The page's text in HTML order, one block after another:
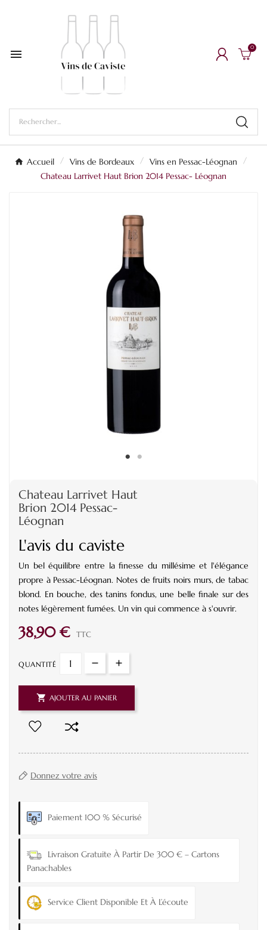
 0
Accueil Vins de Bordeaux
Vins en Pessac-Léognan
Chateau Larrivet Haut Brion 2014 Pessac- Léognan
Chateau Larrivet Haut
Brion 2014 Pessac-
Léognan
L'avis du caviste
Un bel équilibre entre la finesse du millésime et l'élégance
propre à Pessac-Léognan. Notes de fruits noirs murs, de tabac
blond. En bouche, des tanins fondus, une belle finale sur des
notes légèrement fumées. Un vin qui commence à s'ouvrir.
38,90 € TTC
QUANTITÉ
 AJOUTER AU PANIER
Donnez votre avis
Paiement 100 % Sécurisé
Livraison Gratuite À Partir De 300 € – Cartons
Panachables
Service Client Disponible Et À L’écoute